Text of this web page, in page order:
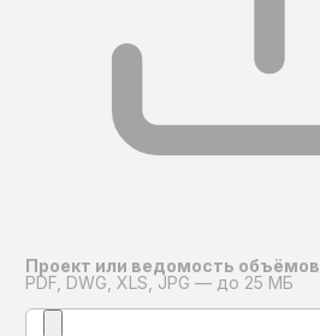
Проект или ведомость объёмов
PDF, DWG, XLS, JPG — до 25 МБ